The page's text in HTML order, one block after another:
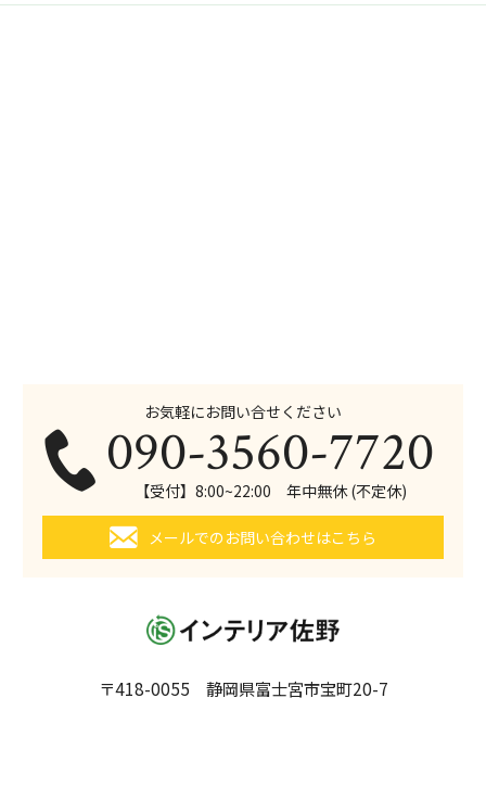
お気軽にお問い合せください
090-3560-7720
【受付】8:00~22:00 年中無休 (不定休)
メールでのお問い合わせはこちら
〒418-0055 静岡県富士宮市宝町20-7